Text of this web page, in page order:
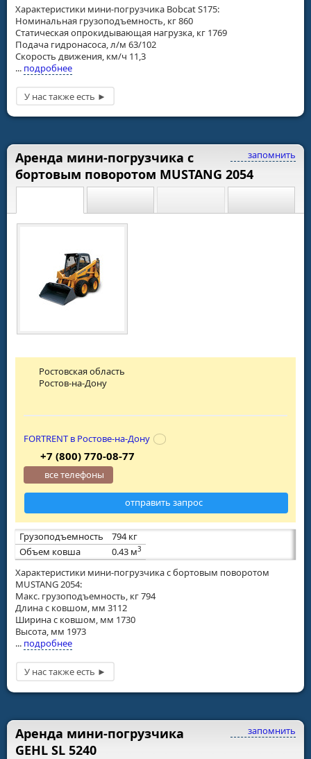
Характеристики мини-погрузчика Bobcat S175:
Номинальная грузоподъемность, кг 860
Статическая опрокидывающая нагрузка, кг 1769
Подача гидронасоса, л/м 63/102
Скорость движения, км/ч 11,3
... подробнее
запомнить
Аренда мини-погрузчика с
бортовым поворотом MUSTANG 2054
Грузоподъемность
794 кг
Объем ковша
0.43 м3
Характеристики мини-погрузчика с бортовым поворотом
MUSTANG 2054:
Макс. грузоподъемность, кг 794
Длина с ковшом, мм 3112
Ширина с ковшом, мм 1730
Высота, мм 1973
... подробнее
Ростовская область
Ростов-на-Дону
FORTRENT в Ростове-на-Дону
+7 (800) 770-08-77
все телефоны
отправить запрос
запомнить
Аренда мини-погрузчика
GEHL SL 5240